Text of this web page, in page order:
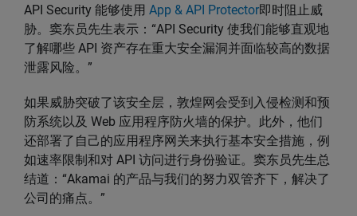
API Security 能够使用 App & API Protector即时阻止威
胁。窦东员先生表示：“API Security 使我们能够直观地
了解哪些 API 资产存在重大安全漏洞并面临较高的数据
泄露风险。”
如果威胁突破了该安全层，敦煌网会受到入侵检测和预
防系统以及 Web 应用程序防火墙的保护。此外，他们
还部署了自己的应用程序网关来执行基本安全措施，例
如速率限制和对 API 访问进行身份验证。窦东员先生总
结道：“Akamai 的产品与我们的努力双管齐下，解决了
公司的痛点。”